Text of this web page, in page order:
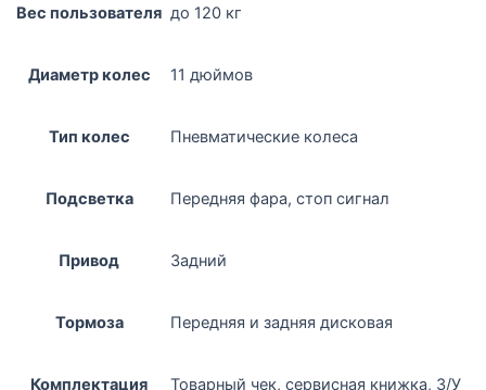
Вес пользователя до 120 кг
Диаметр колес 11 дюймов
Тип колес Пневматические колеса
Подсветка Передняя фара, стоп сигнал
Привод Задний
Тормоза Передняя и задняя дисковая
Комплектация Товарный чек, сервисная книжка, З/У